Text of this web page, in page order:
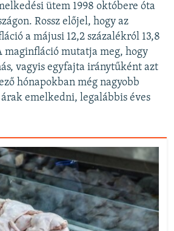
ütem 1998 októbere óta
Rossz előjel, hogy az
a májusi 12,2 százalékról 13,8
maginfláció mutatja meg, hogy
vagyis egyfajta iránytűként azt
hónapokban még nagyobb
emelkedni, legalábbis éves